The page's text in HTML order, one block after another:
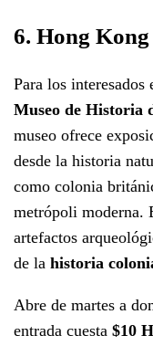
6. Hong
Para los interesados
Museo de Historia
museo ofrece
desde la historia
como colonia
metrópoli moderna.
artefactos
de la historia
Abre de martes a
entrada cuesta $10